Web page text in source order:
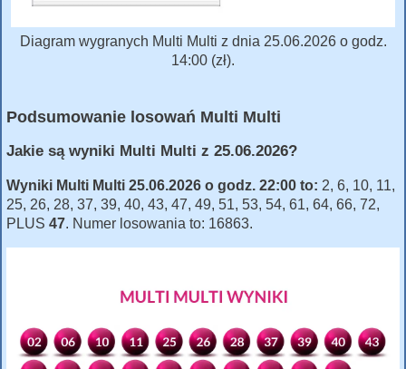
Diagram wygranych Multi Multi z dnia 25.06.2026 o godz.
14:00 (zł).
Podsumowanie losowań Multi Multi
Jakie są wyniki Multi Multi z 25.06.2026?
Wyniki Multi Multi 25.06.2026 o godz. 22:00 to: 2, 6, 10, 11,
25, 26, 28, 37, 39, 40, 43, 47, 49, 51, 53, 54, 61, 64, 66, 72,
PLUS 47. Numer losowania to: 16863.